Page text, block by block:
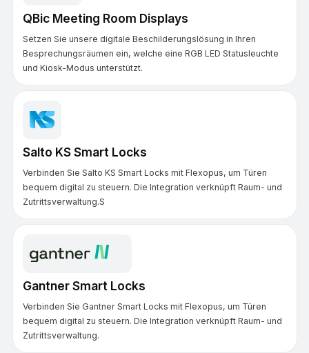
QBic Meeting Room Displays
Setzen Sie unsere digitale Beschilderungslösung in Ihren
Besprechungsräumen ein, welche eine RGB LED Statusleuchte
und Kiosk-Modus unterstützt.
Salto KS Smart Locks
Verbinden Sie Salto KS Smart Locks mit Flexopus, um Türen
bequem digital zu steuern. Die Integration verknüpft Raum- und
Zutrittsverwaltung.S
Gantner Smart Locks
Verbinden Sie Gantner Smart Locks mit Flexopus, um Türen
bequem digital zu steuern. Die Integration verknüpft Raum- und
Zutrittsverwaltung.